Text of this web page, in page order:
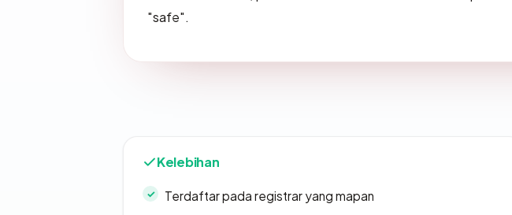
"safe".
Kelebihan
Terdaftar pada registrar yang mapan